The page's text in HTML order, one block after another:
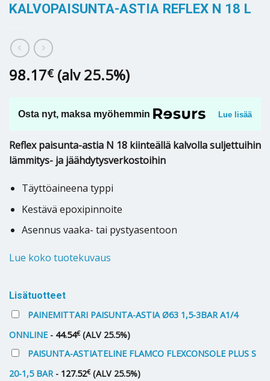
KALVOPAISUNTA-ASTIA REFLEX N 18 L
98.17€ (alv 25.5%)
Osta nyt, maksa myöhemmin Lue lisää
Reflex paisunta-astia N 18 kiinteällä kalvolla suljettuihin
lämmitys- ja jäähdytysverkostoihin
Täyttöaineena typpi
Kestävä epoxipinnoite
Asennus vaaka- tai pystyasentoon
Lue koko tuotekuvaus
Lisätuotteet
PAINEMITTARI PAISUNTA-ASTIA Ø63 1,5-3BAR A1/4
ONNLINE- 44.54€ (ALV 25.5%)
PAISUNTA-ASTIATELINE FLAMCO FLEXCONSOLE PLUS S
20-1,5 BAR- 127.52€ (ALV 25.5%)